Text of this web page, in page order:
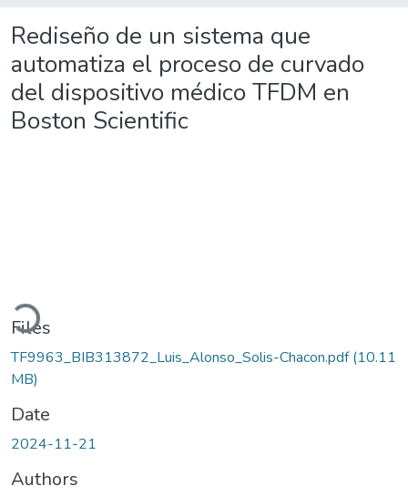
Rediseño de un sistema que
automatiza el proceso de curvado
del dispositivo médico TFDM en
Boston Scientific
Loading...
Files
TF9963_BIB313872_Luis_Alonso_Solis-Chacon.pdf(10.11
MB)
Date
2024-11-21
Authors